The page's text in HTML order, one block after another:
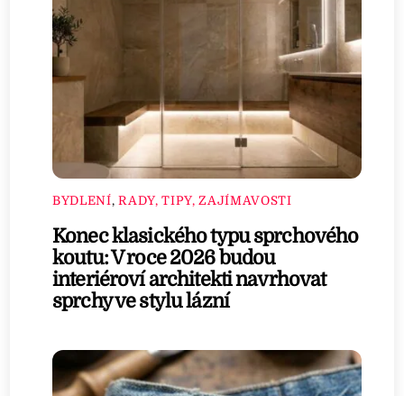
BYDLENÍ,RADY, TIPY, ZAJÍMAVOSTI
Konec klasického typu sprchového
koutu: V roce 2026 budou
interiéroví architekti navrhovat
sprchy ve stylu lázní